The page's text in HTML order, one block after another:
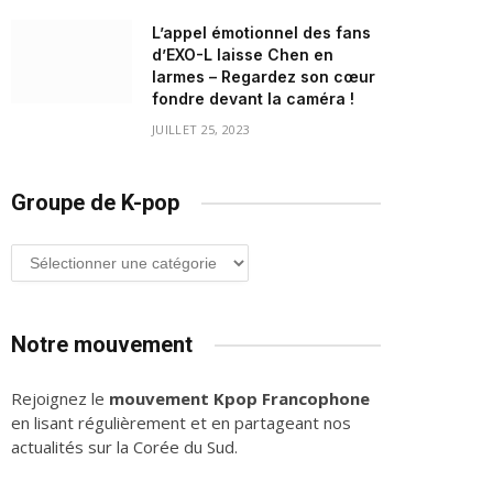
L’appel émotionnel des fans
d’EXO-L laisse Chen en
larmes – Regardez son cœur
fondre devant la caméra !
JUILLET 25, 2023
Groupe de K-pop
Groupe
de
Notre mouvement
Rejoignez le mouvement Kpop Francophone
en lisant régulièrement et en partageant nos
actualités sur la Corée du Sud.